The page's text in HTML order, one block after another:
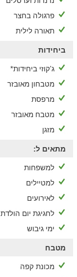
פרגולה בחצר
תאורה לילית
ביחידות
ג'קוזי ביחידות*
מטבחון מאובזר
מרפסת
מטבח מאובזר
מזגן
מתאים ל:
למשפחות
למטיילים
לאירועים
לחגיגת יום הולדת
ימי גיבוש
מטבח
מכונת קפה